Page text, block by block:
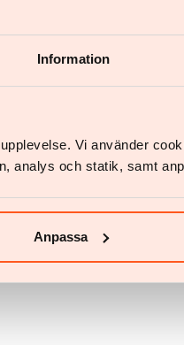
Information
Vi använder
analys och statik, samt
Anpassa
Chat
Start chat